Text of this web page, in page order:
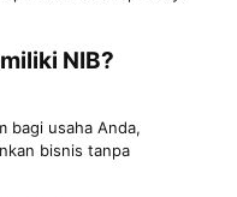
NIB?
bagi usaha Anda,
bisnis tanpa